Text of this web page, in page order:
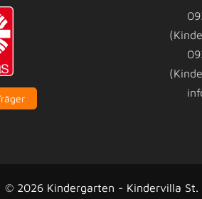
© 2026 Kindergarten - Kindervilla St.